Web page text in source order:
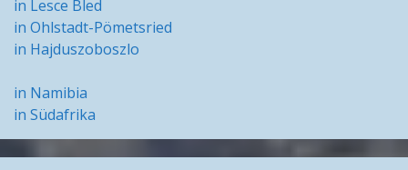
in Lesce Bled
in Ohlstadt-Pömetsried
in Hajduszoboszlo
in Namibia
in Südafrika